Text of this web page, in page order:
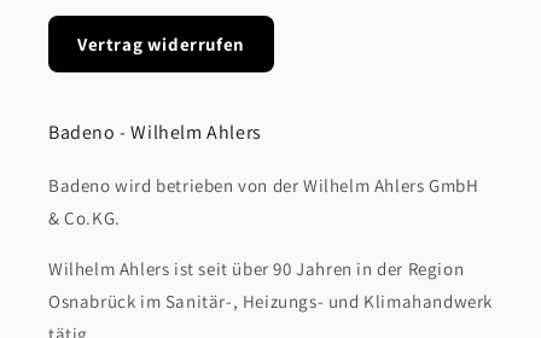
Vertrag widerrufen
Badeno - Wilhelm Ahlers
Badeno wird betrieben von der Wilhelm Ahlers GmbH
& Co.KG.
Wilhelm Ahlers ist seit über 90 Jahren in der Region
Osnabrück im Sanitär-, Heizungs- und Klimahandwerk